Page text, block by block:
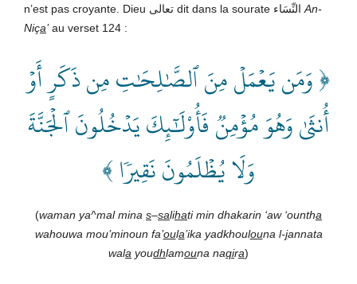
n’est pas croyante. Dieu تعالى dit dans la sourate النِّسَاءAn-
Niça’au verset 124 :
﴿ وَمَن يَعۡمَلۡ مِنَ ٱلصَّٰلِحَٰتِ مِن ذَكَرٍ أَوۡ
أُنثَىٰ وَهُوَ مُؤۡمِنٞ فَأُوْلَٰٓئِكَ يَدۡخُلُونَ ٱلۡجَنَّةَ
وَلَا يُظۡلَمُونَ نَقِيرٗا ﴾
(waman ya^mal mina s–salihati min dhakarin ‘aw ‘ountha
wahouwa mou’minoun fa’oula’ika yadkhoulouna l-jannata
wala youdhlamouna naqira)